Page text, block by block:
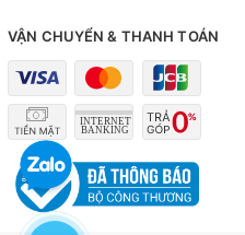
VẬN CHUYỂN & THANH TOÁN